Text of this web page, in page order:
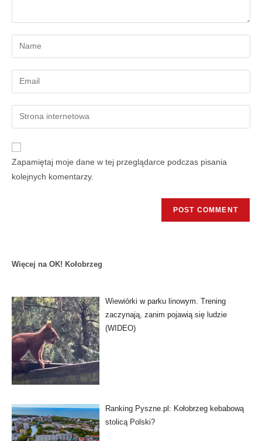
Zapamiętaj moje dane w tej przeglądarce podczas pisania
kolejnych komentarzy.
Więcej na OK! Kołobrzeg
Wiewiórki w parku linowym. Trening
zaczynają, zanim pojawią się ludzie
(WIDEO)
Ranking Pyszne.pl: Kołobrzeg kebabową
stolicą Polski?